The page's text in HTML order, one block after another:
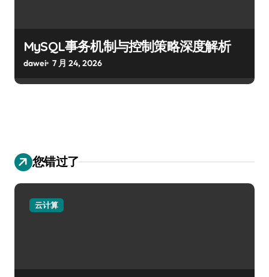
MySQL事务机制与控制策略深度解析
dawei 7 月 24, 2026
您错过了
云计算